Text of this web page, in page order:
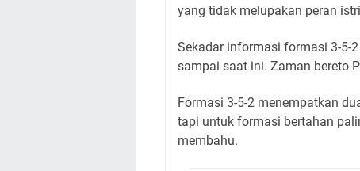
yang tidak melupakan peran
Sekadar informasi formasi 3-5-
sampai saat ini. Zaman bereto
Formasi 3-5-2 menempatkan
tapi untuk formasi bertahan
membahu.